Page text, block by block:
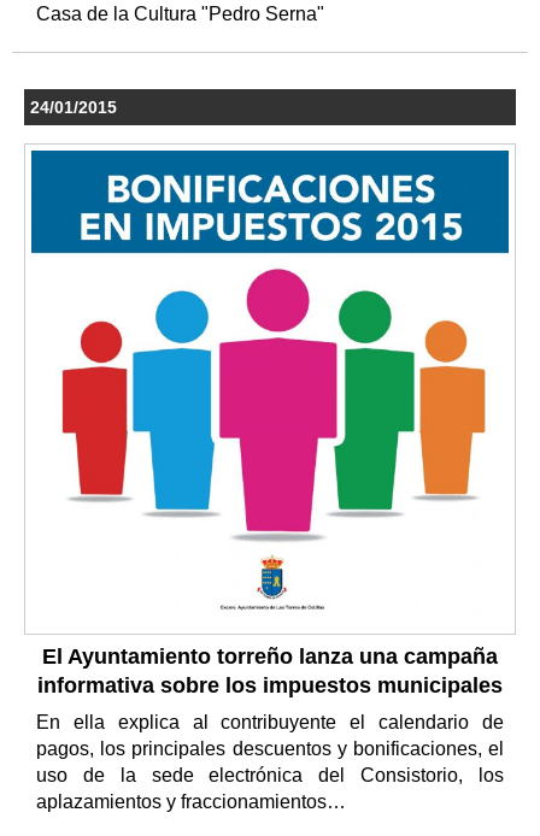
Casa de la Cultura "Pedro Serna"
24/01/2015
El Ayuntamiento torreño lanza una campaña
informativa sobre los impuestos municipales
En ella explica al contribuyente el calendario de
pagos, los principales descuentos y bonificaciones, el
uso de la sede electrónica del Consistorio, los
aplazamientos y fraccionamientos…